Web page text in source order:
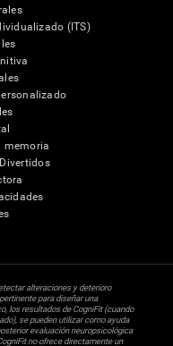
(ITS)
memoria
alteraciones y deterioro
para diseñar una
los resultados de CogniFit (cuando
se pueden utilizar como ayuda
evaluación neuropsicológica
no ofrece directamente un